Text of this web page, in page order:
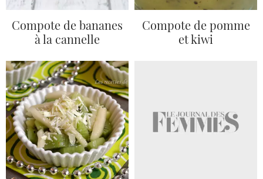
Compote de bananes
à la cannelle
Compote de pomme
et kiwi